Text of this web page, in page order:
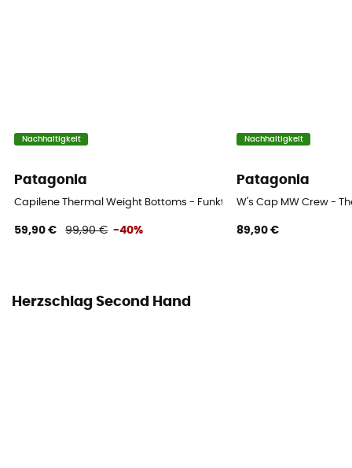
Nachhaltigkeit
Patagonia
Capilene Thermal Weight Bottoms - Funktionshose - Damen
59,90 € 99,90 € -40%
Nachhaltigkeit
Patagonia
W's Cap MW Crew -
89,90 €
Herzschlag Second Hand